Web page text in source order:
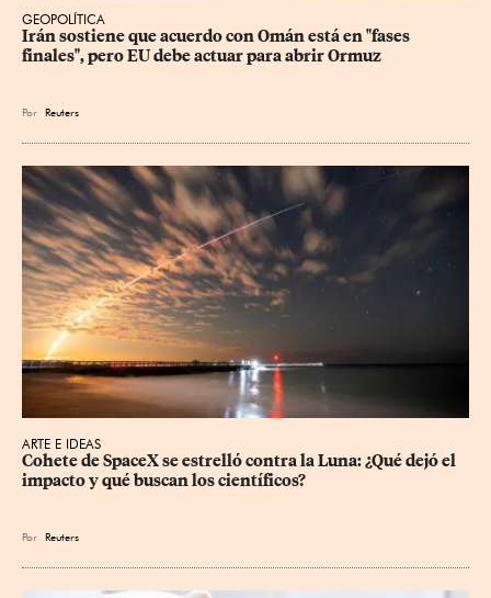
GEOPOLÍTICA
Irán sostiene que acuerdo con Omán está en "fases
finales", pero EU debe actuar para abrir Ormuz
Por Reuters
ARTE E IDEAS
Cohete de SpaceX se estrelló contra la Luna: ¿Qué dejó el
impacto y qué buscan los científicos?
Por Reuters